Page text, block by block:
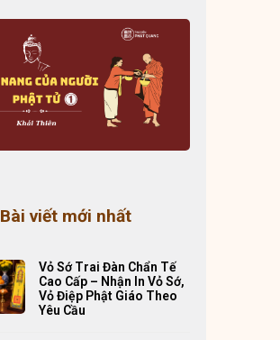
Bài viết mới nhất
Vỏ Sớ Trai Đàn Chẩn Tế
Cao Cấp – Nhận In Vỏ Sớ,
Vỏ Điệp Phật Giáo Theo
Yêu Cầu